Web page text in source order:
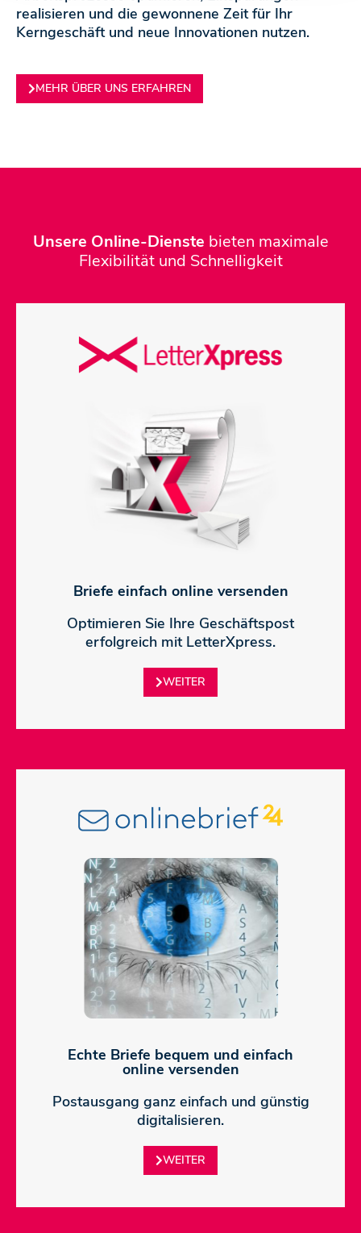
realisieren und die gewonnene Zeit für Ihr
Kerngeschäft und neue Innovationen nutzen.
MEHR ÜBER UNS ERFAHREN
Unsere Online-Dienste bieten maximale
Flexibilität und Schnelligkeit
Briefe einfach online versenden
Optimieren Sie Ihre Geschäftspost
erfolgreich mit LetterXpress.
WEITER
Echte Briefe bequem und einfach
online versenden
Postausgang ganz einfach und günstig
digitalisieren.
WEITER